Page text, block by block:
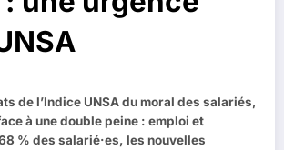
de l’Indice UNSA du moral des salariés,
à une double peine : emploi et
% des salarié·es, les nouvelles